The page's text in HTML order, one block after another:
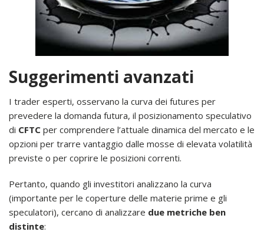
Suggerimenti avanzati
I trader esperti, osservano la curva dei futures per
prevedere la domanda futura, il posizionamento speculativo
di CFTC per comprendere l’attuale dinamica del mercato e le
opzioni per trarre vantaggio dalle mosse di elevata volatilità
previste o per coprire le posizioni correnti.
Pertanto, quando gli investitori analizzano la curva
(importante per le coperture delle materie prime e gli
speculatori), cercano di analizzare due metriche ben
distinte: